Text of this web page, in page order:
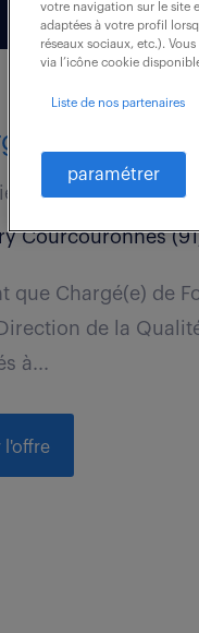
de mission rh
2026
Courcouronnes
que Chargé(e) de
de la
à...
l'offre
votre navigation sur le site
adaptées à votre profil
réseaux sociaux, etc.).
via l’icône cookie
Liste de nos partenaires
paramétrer